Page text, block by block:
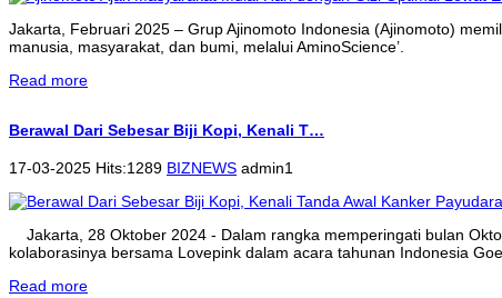
Jakarta, Februari 2025 – Grup Ajinomoto Indonesia (Ajinomoto)
manusia, masyarakat, dan bumi, melalui AminoScience’.
Read more
Berawal Dari Sebesar Biji Kopi, Kenali T…
17-03-2025 Hits:1289 BIZNEWS admin1
Jakarta, 28 Oktober 2024 - Dalam rangka memperingati bulan
kolaborasinya bersama Lovepink dalam acara tahunan Indonesia
Read more